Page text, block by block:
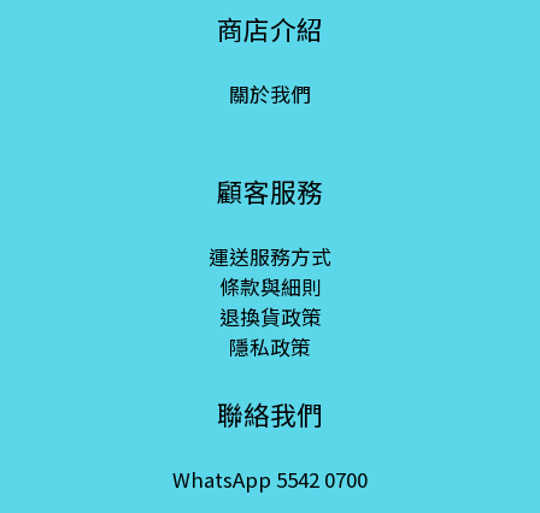
商店介紹
關於我們
顧客服務
運送服務方式
條款與細則
退換貨政策
隱私政策
聯絡我們
WhatsApp 5542 0700